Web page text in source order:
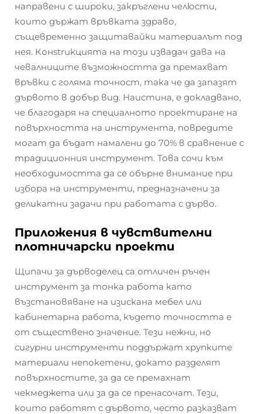
направени с широки, закръглени челюсти,
които държат връвката здраво,
същевременно защитавайки материалът под
нея. Конstrukцията на този извадач дава на
чевалниците възможността да премахват
връвки с голяма точност, така че да запазят
дървото в добър вид. Наистина, е докладвано,
че благодаря на специалното проектиране на
повърхността на инструмента, повредите
могат да бъдат намалени до 70% в сравнение с
традиционния инструмент. Това сочи към
необходимостта да се обърне внимание при
избора на инструменти, предназначени за
деликатни задачи при работата с дърво.
Приложения в чувствителни
плотничарски проекти
Щипачи за дърводелец са отличен ръчен
инструмент за тонка работа като
възстановяване на изискана мебел или
кабинетарна работа, където точността е
от съществено значение. Тези нежни, но
сигурни инструменти поддържат хрупките
материали непокетени, докато разделят
повърхностите, за да се премахнат
чекмеджета или за да се пренасочат. Тези,
които работят с дървото, често разказват